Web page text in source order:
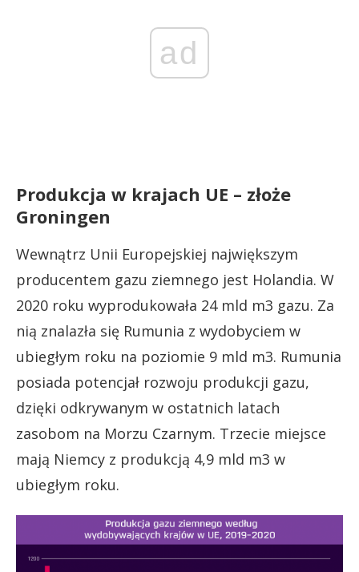
ad
Produkcja w krajach UE – złoże
Groningen
Wewnątrz Unii Europejskiej największym
producentem gazu ziemnego jest Holandia. W
2020 roku wyprodukowała 24 mld m3 gazu. Za
nią znalazła się Rumunia z wydobyciem w
ubiegłym roku na poziomie 9 mld m3. Rumunia
posiada potencjał rozwoju produkcji gazu,
dzięki odkrywanym w ostatnich latach
zasobom na Morzu Czarnym. Trzecie miejsce
mają Niemcy z produkcją 4,9 mld m3 w
ubiegłym roku.